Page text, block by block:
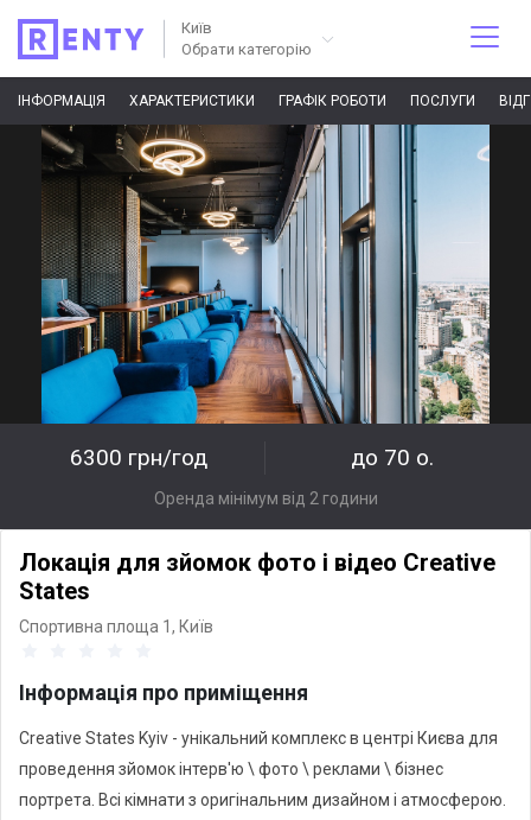
Київ
Обрати категорію
ІНФОРМАЦІЯ ХАРАКТЕРИСТИКИ ГРАФІК РОБОТИ ПОСЛУГИ
6300 грн/год до 70 о.
Оренда мінімум від 2 години
Локація для зйомок фото і відео Creative
States
Спортивна площа 1, Київ
Інформація про приміщення
Creative States Kyiv - унікальний комплекс в центрі Києва для
проведення зйомок інтерв'ю \ фото \ реклами \ бізнес
портрета. Всі кімнати з оригінальним дизайном і атмосферою.